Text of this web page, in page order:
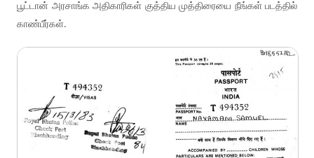
பூட்டான் அரசாங்க அதிகாரிகள் குத்திய முத்திரையை நீங்கள் படத்தில்
காண்பீர்கள்.